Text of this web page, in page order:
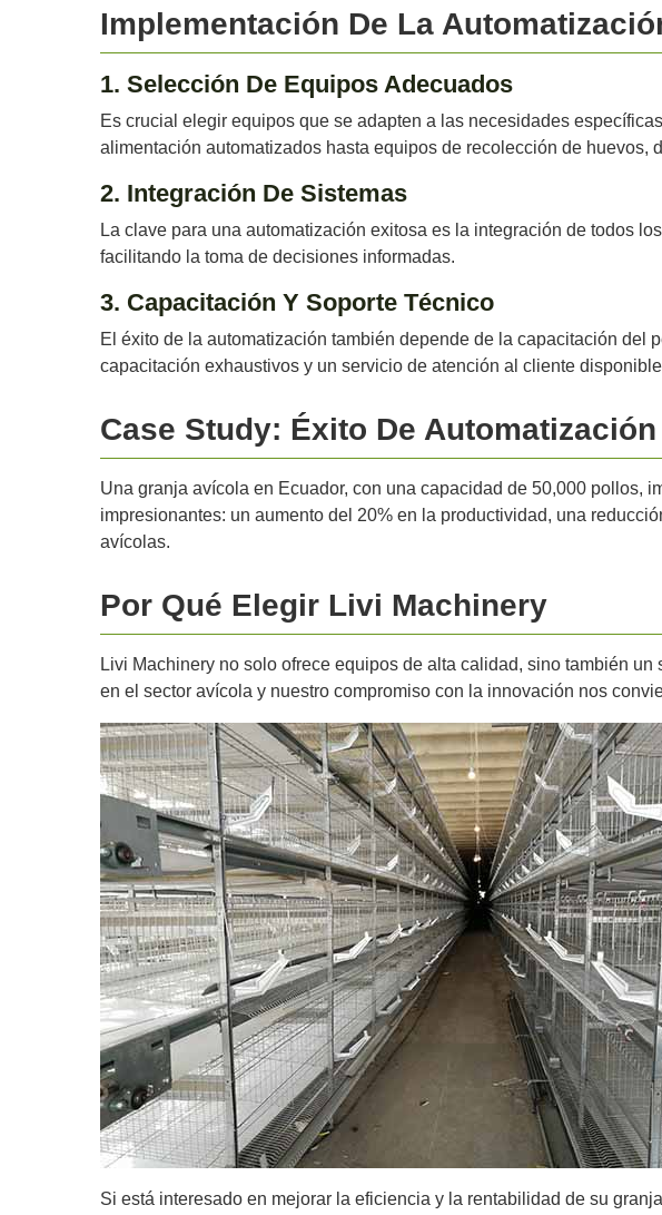
Implementación De La
1. Selección De Equipos Adecuados
Es crucial elegir equipos que se adapten a las necesidades
alimentación automatizados hasta equipos de recolección de huevos,
2. Integración De Sistemas
La clave para una automatización exitosa es la integración de todos
facilitando la toma de decisiones informadas.
3. Capacitación Y Soporte Técnico
El éxito de la automatización también depende de la capacitación del
capacitación exhaustivos y un servicio de atención al cliente
Case Study: Éxito De
Una granja avícola en Ecuador, con una capacidad de 50,000 pollos,
impresionantes: un aumento del 20% en la productividad, una
avícolas.
Por Qué Elegir Livi Machinery
Livi Machinery no solo ofrece equipos de alta calidad, sino también
en el sector avícola y nuestro compromiso con la innovación nos
Si está interesado en mejorar la eficiencia y la rentabilidad de su